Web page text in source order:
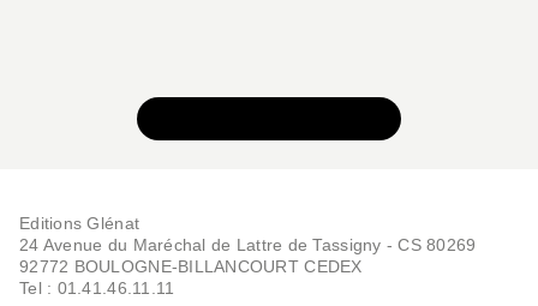
Editions Glénat
24 Avenue du Maréchal de Lattre de Tassigny - CS 80269
92772 BOULOGNE-BILLANCOURT CEDEX
Tel : 01.41.46.11.11